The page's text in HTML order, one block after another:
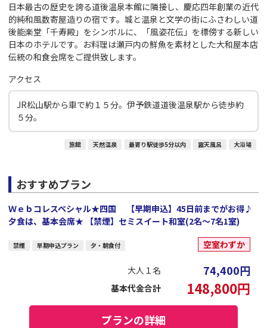
日本最古の歴史を誇る道後温泉本館に隣接し、慶応四年創業の近代
的純和風数寄屋造りの宿です。城と温泉と文学の街にふさわしい道
後能楽堂「千寿殿」をシンボルに、「風姿花伝」を標傍する新しい
日本のホテルです。お料理は瀬戸内の鮮魚を素材とした大和屋本店
伝統の和食会席をご提供致します。
アクセス
JR松山駅から車で約１５分。伊予鉄道道後温泉駅から徒歩約
５分。
旅館 天然温泉 最寄り駅徒歩5分以内 露天風呂 大浴場
おすすめプラン
Ｗｅｂコレスペシャル★四国 【早期申込】45日前までがお得♪
夕食は、基本会席★ 【禁煙】セミスイート和室(2名～7名1室)
禁煙 早期申込プラン 夕・朝食付 空室わずか
大人１名 74,400円
基本代金合計 148,800円
プランの詳細